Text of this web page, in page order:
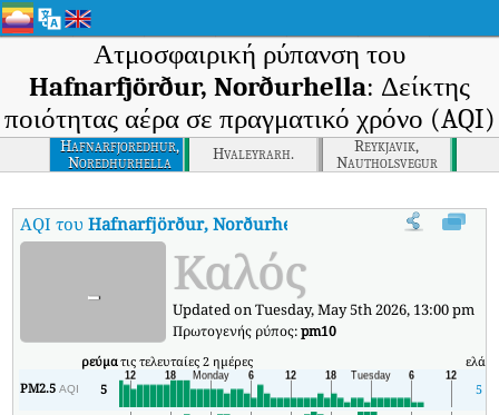
Ατμοσφαιρική ρύπανση του
Hafnarfjörður, Norðurhella: Δείκτης
ποιότητας αέρα σε πραγματικό χρόνο (AQI)
Hafnarfjoredhur,
Noredhurhella
Hvaleyrarh.
Reykjavik,
Nautholsvegur
AQI τουHafnarfjörður, Norðurhella Δείκτης ποιότητας αέρα
- Καλός
Updated on Tuesday, May 5th 2026, 13:00 pm
Πρωτογενής ρύπος:pm10
ρεύματις τελευταίες 2 ημέρες ελάχ
PM2.5AQI 5 5